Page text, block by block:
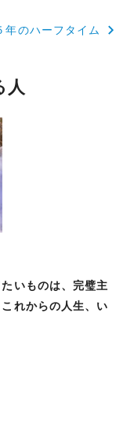
年のハーフタイム
人
いものは、完璧主
れからの人生、い